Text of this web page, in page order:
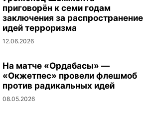
приговорён к семи годам
заключения за распространение
идей терроризма
12.06.2026
На матче «Ордабасы» —
«Окжетпес» провели флешмоб
против радикальных идей
08.05.2026